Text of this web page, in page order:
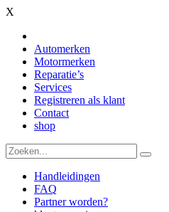
X
Automerken
Motormerken
Reparatie’s
Services
Registreren als klant
Contact
shop
Handleidingen
FAQ
Partner worden?